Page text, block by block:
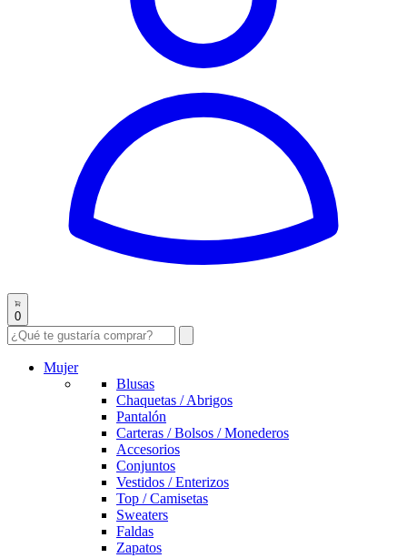
0
Mujer
Blusas
Chaquetas / Abrigos
Pantalón
Carteras / Bolsos / Monederos
Accesorios
Conjuntos
Vestidos / Enterizos
Top / Camisetas
Sweaters
Faldas
Zapatos